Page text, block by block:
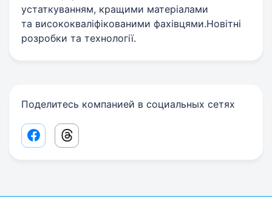
устаткуванням, кращими матеріалами
та висококваліфікованими фахівцями.Новітні
розробки та технології.
Поделитесь компанией в социальных сетях
Facebook share link
Threads share link